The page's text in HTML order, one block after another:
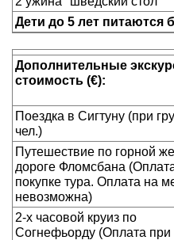
Дети до 5 лет питаются
Дополнительные
стоимость (€):
Поездка в Сигтуну (при
чел.)
Путешествие по горной
дороге Фломсбана
покупке тура. Оплата на
невозможна)
2-х часовой круиз по
Согнефьорду (Оплата при